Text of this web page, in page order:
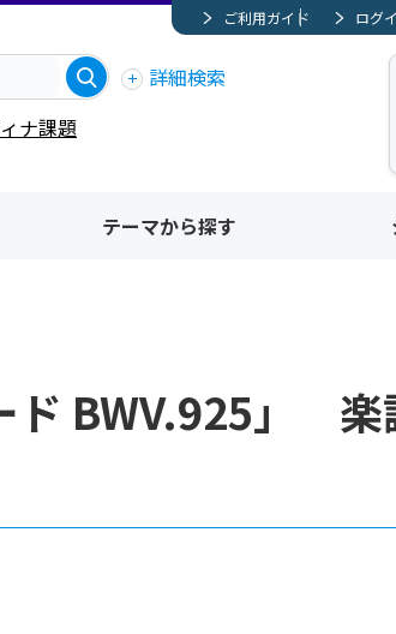
ご利用ガイド ログ
詳細検索
ナ課題
テーマから探す
ド BWV.925」 楽